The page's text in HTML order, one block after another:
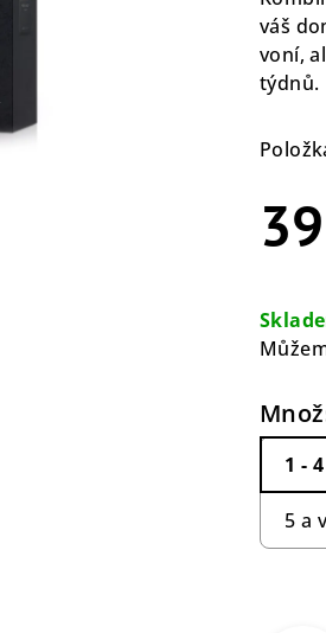
0,0
z
5
váš
voní,
týdnů.
cena:
1 -
5 a